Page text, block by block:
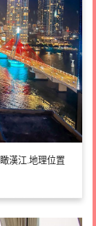
漢江.地理位置